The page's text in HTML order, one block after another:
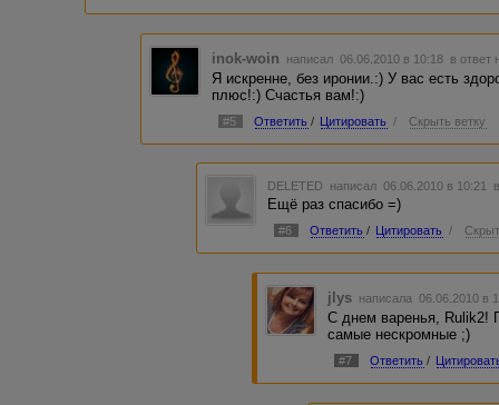
inok-woin написал 06.06.2010 в 10:18 в ответ
Я искренне, без иронии.:) У вас есть
плюс!:) Счастья вам!:)
#5 Ответить / Цитировать / Скрыть ветку
DELETED написал 06.06.2010 в 10:21
Ещё раз спасибо =)
#6 Ответить / Цитировать /
jlys написала 06.06.2010 в
С днем варенья, Rulik2!
самые нескромные ;)
#7 Ответить /